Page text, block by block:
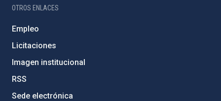
OTROS ENLACES
Empleo
Licitaciones
Imagen institucional
RSS
Sede electrónica